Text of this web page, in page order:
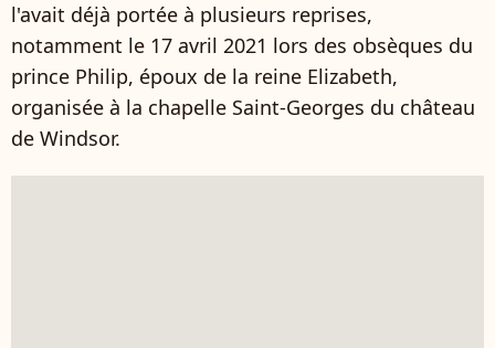
l'avait déjà portée à plusieurs reprises,
notamment le 17 avril 2021 lors des obsèques du
prince Philip, époux de la reine Elizabeth,
organisée à la chapelle Saint-Georges du château
de Windsor.